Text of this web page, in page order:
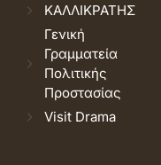
ΚΑΛΛΙΚΡΑΤΗΣ
Γενική
Γραμματεία
Πολιτικής
Προστασίας
Visit Drama